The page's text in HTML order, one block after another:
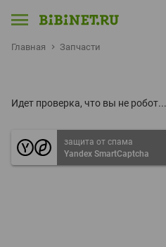
Главная Запчасти
Идет проверка, что вы не робот...
защита от спама
Yandex SmartCaptcha